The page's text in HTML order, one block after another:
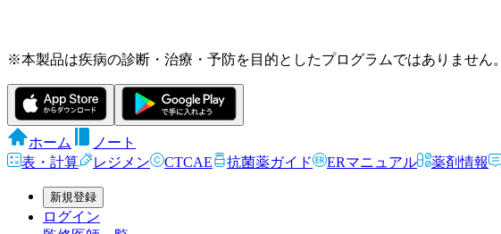
※本製品は疾病の診断・治療・予防を目的としたプログラムではありません。
ホーム
ノート
表・計算
レジメン CTCAE 抗菌薬ガイド ERマニュアル 薬剤情報
新規登録
ログイン